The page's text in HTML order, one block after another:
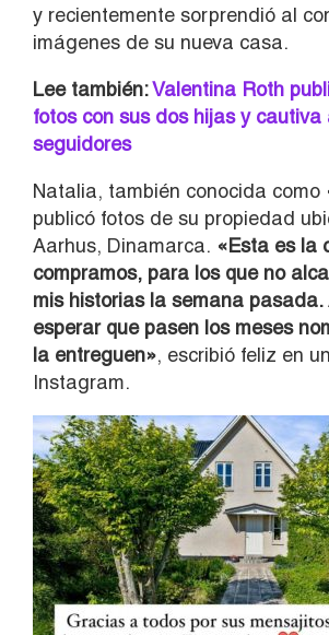
y recientemente sorprendió al
imágenes de su nueva casa.
Lee también:Valentina Roth
fotos con sus dos hijas y cautiva
seguidores
Natalia, también conocida como
publicó fotos de su propiedad
Aarhus, Dinamarca. «Esta es la
compramos, para los que no
mis historias la semana pasada.
esperar que pasen los meses
la entreguen», escribió feliz en
Instagram.